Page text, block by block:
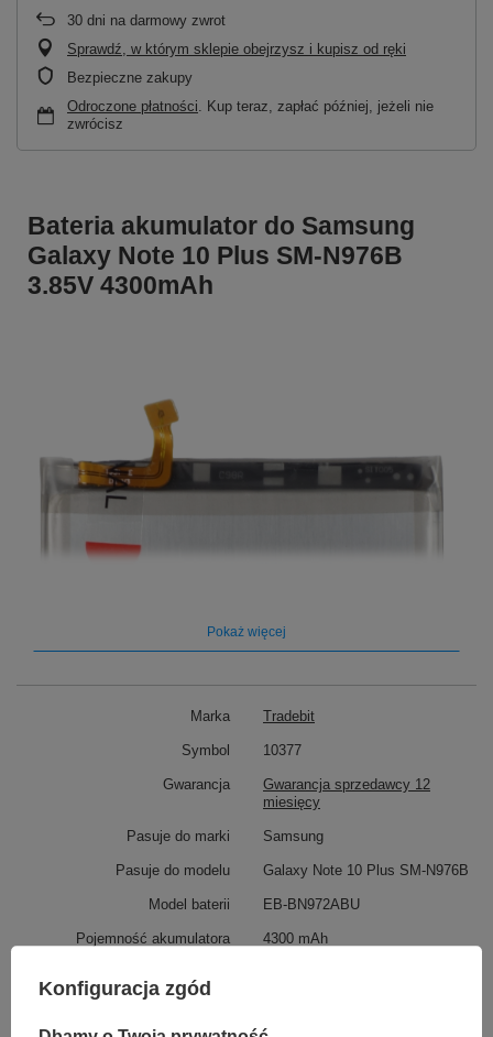
30 dni na darmowy zwrot
Sprawdź, w którym sklepie obejrzysz i kupisz od ręki
Bezpieczne zakupy
Odroczone płatności . Kup teraz, zapłać później, jeżeli nie
zwrócisz
Bateria akumulator do Samsung
Galaxy Note 10 Plus SM-N976B
3.85V 4300mAh
Pokaż więcej
Marka Tradebit
Symbol 10377
Gwarancja
Gwarancja sprzedawcy 12
miesięcy
Pasuje do marki Samsung
Pasuje do modelu Galaxy Note 10 Plus SM-N976B
Model baterii EB-BN972ABU
Pojemność akumulatora 4300 mAh
Konfiguracja zgód